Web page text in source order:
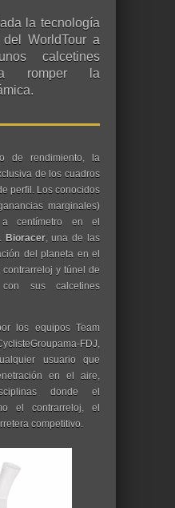
la tecnología
WorldTour a
calcetines
romper la
de rendimiento, la
de los cuadros
perfil. Los conocidos
marginales)
centímetro en el
Bioracer, una de las
del planeta en el
y túnel de
sus calcetines
los equipos Team
FDJ,
usuario que
en el aire,
donde el
el contrarreloj, el
competitivo.